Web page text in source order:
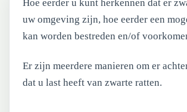
Hoe eerder u kunt herkennen dat er
uw omgeving zijn, hoe eerder een
kan worden bestreden en/of
Er zijn meerdere manieren om er
dat u last heeft van zwarte ratten.